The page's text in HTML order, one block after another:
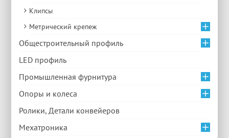
Клипсы
Метрический крепеж
Общестроительный профиль
LED профиль
Промышленная фурнитура
Опоры и колеса
Ролики, Детали конвейеров
Мехатроника